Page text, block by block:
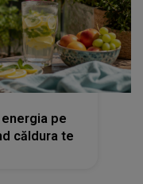
pe
căldura te